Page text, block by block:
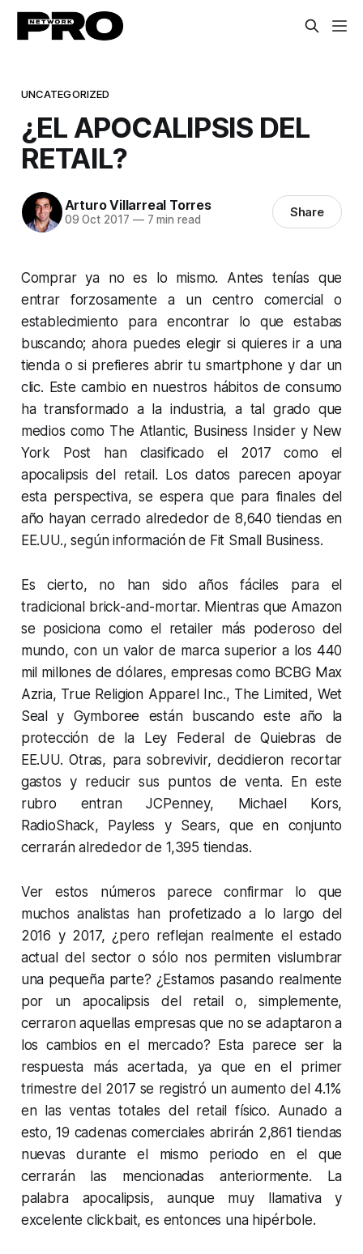
UNCATEGORIZED
¿EL APOCALIPSIS DEL
RETAIL?
Arturo Villarreal Torres
09 Oct 2017 —7 min read Share
Comprar ya no es lo mismo. Antes tenías que
entrar forzosamente a un centro comercial o
establecimiento para encontrar lo que estabas
buscando; ahora puedes elegir si quieres ir a una
tienda o si prefieres abrir tu smartphone y dar un
clic. Este cambio en nuestros hábitos de consumo
ha transformado a la industria, a tal grado que
medios como The Atlantic, Business Insider y New
York Post han clasificado el 2017 como el
apocalipsis del retail. Los datos parecen apoyar
esta perspectiva, se espera que para finales del
año hayan cerrado alrededor de 8,640 tiendas en
EE.UU., según información de Fit Small Business.
Es cierto, no han sido años fáciles para el
tradicional brick-and-mortar. Mientras que Amazon
se posiciona como el retailer más poderoso del
mundo, con un valor de marca superior a los 440
mil millones de dólares, empresas como BCBG Max
Azria, True Religion Apparel Inc., The Limited, Wet
Seal y Gymboree están buscando este año la
protección de la Ley Federal de Quiebras de
EE.UU. Otras, para sobrevivir, decidieron recortar
gastos y reducir sus puntos de venta. En este
rubro entran JCPenney, Michael Kors,
RadioShack, Payless y Sears, que en conjunto
cerrarán alrededor de 1,395 tiendas.
Ver estos números parece confirmar lo que
muchos analistas han profetizado a lo largo del
2016 y 2017, ¿pero reflejan realmente el estado
actual del sector o sólo nos permiten vislumbrar
una pequeña parte? ¿Estamos pasando realmente
por un apocalipsis del retail o, simplemente,
cerraron aquellas empresas que no se adaptaron a
los cambios en el mercado? Esta parece ser la
respuesta más acertada, ya que en el primer
trimestre del 2017 se registró un aumento del 4.1%
en las ventas totales del retail físico. Aunado a
esto, 19 cadenas comerciales abrirán 2,861 tiendas
nuevas durante el mismo periodo en el que
cerrarán las mencionadas anteriormente. La
palabra apocalipsis, aunque muy llamativa y
excelente clickbait, es entonces una hipérbole.